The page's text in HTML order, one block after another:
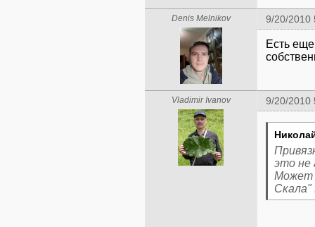
Denis Melnikov 9/20/2010
Есть
Vladimir Ivanov 9/20/2010
это не
Может
Скала"